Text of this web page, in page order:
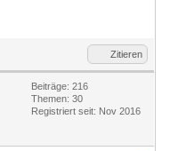
Zitieren
Beiträge: 216
Themen: 30
Registriert seit: Nov 2016